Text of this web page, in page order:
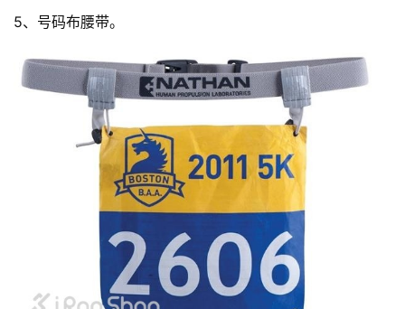
5、号码布腰带。